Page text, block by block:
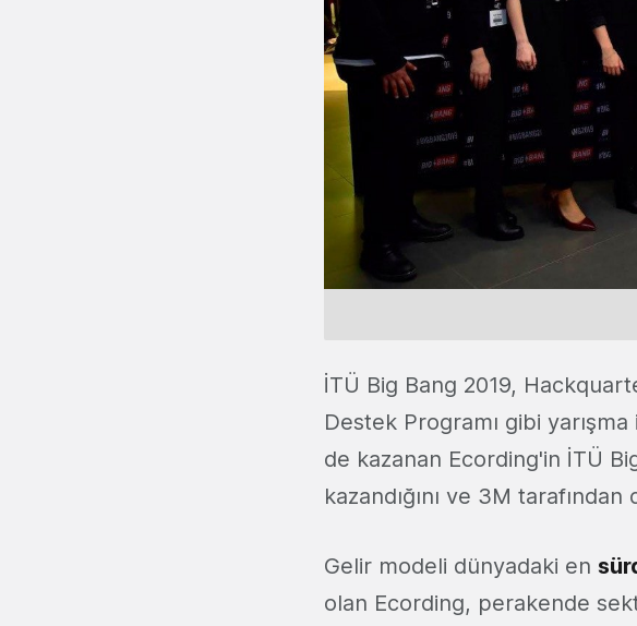
İTÜ Big Bang 2019,
Destek Programı gibi
de kazanan Ecording'in İTÜ
kazandığını ve 3M
Gelir modeli dünyadaki en
olan Ecording, perakende